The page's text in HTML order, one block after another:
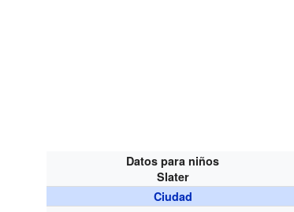
Datos para niños
Slater
Ciudad